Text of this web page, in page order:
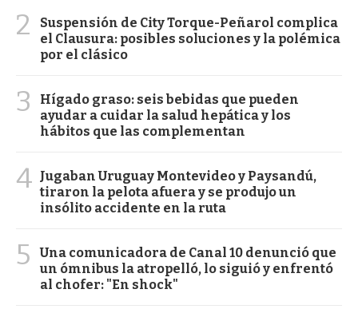
2
Suspensión de City Torque-Peñarol complica
el Clausura: posibles soluciones y la polémica
por el clásico
3
Hígado graso: seis bebidas que pueden
ayudar a cuidar la salud hepática y los
hábitos que las complementan
4 Jugaban Uruguay Montevideo y Paysandú,
tiraron la pelota afuera y se produjo un
insólito accidente en la ruta
5
Una comunicadora de Canal 10 denunció que
un ómnibus la atropelló, lo siguió y enfrentó
al chofer: "En shock"